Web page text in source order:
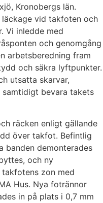
Kronobergs län.
läckage vid takfoten och
Vi inledde med
och genomgång
arbetsberedning fram
och säkra lyftpunkter.
utsatta skarvar,
bevara takets
räcken enligt gällande
över takfot. Befintlig
banden demonterades
och ny
zon med
Hus. Nya fotrännor
in på plats i 0,7 mm